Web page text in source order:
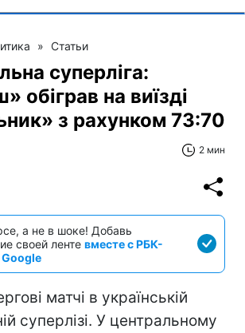
» Статьи
суперліга:
обіграв на виїзді
з рахунком 73:70
2 мин
а не в шоке! Добавь
своей ленте вместе с РБК-
Google
матчі в українській
суперлізі. У центральному